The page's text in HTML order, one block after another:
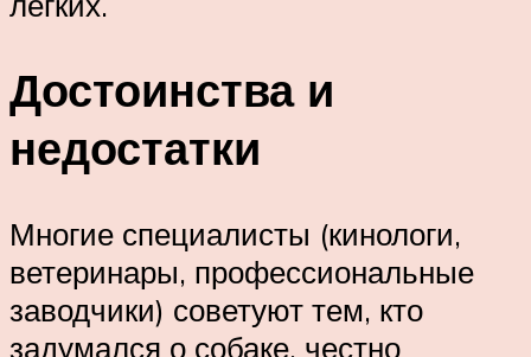
Достоинства и
недостатки
Многие специалисты (кинологи,
ветеринары, профессиональные
заводчики) советуют тем, кто
задумался о собаке, честно